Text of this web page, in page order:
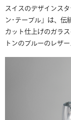
スイスのデザインス
ン･テーブル」は、
カット仕上げのガラ
トンのブルーのレザ